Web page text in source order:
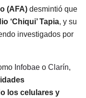
(AFA) desmintió que
‘Chiqui’ Tapia, y su
investigados por
Infobae o Clarín,
los celulares y